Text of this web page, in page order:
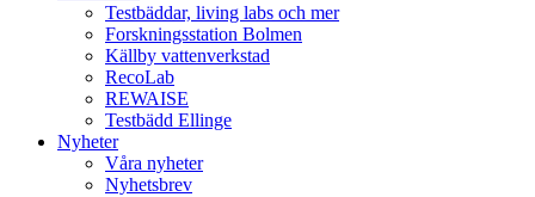
Testbäddar, living labs och mer
Forskningsstation Bolmen
Källby vattenverkstad
RecoLab
REWAISE
Testbädd Ellinge
Nyheter
Våra nyheter
Nyhetsbrev